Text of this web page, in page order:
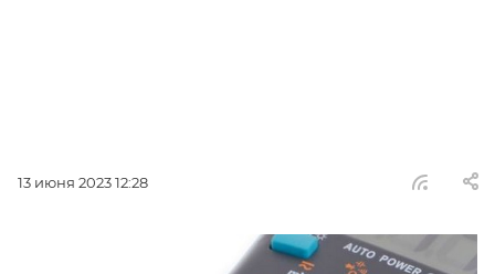
13 июня 2023 12:28